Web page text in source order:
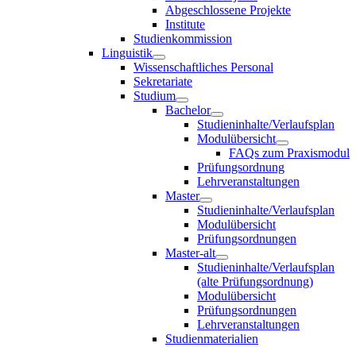
Abgeschlossene Projekte
Institute
Studienkommission
Linguistik
Wissenschaftliches Personal
Sekretariate
Studium
Bachelor
Studieninhalte/Verlaufsplan
Modulübersicht
FAQs zum Praxismodul
Prüfungsordnung
Lehrveranstaltungen
Master
Studieninhalte/Verlaufsplan
Modulübersicht
Prüfungsordnungen
Master-alt
Studieninhalte/Verlaufsplan
(alte Prüfungsordnung)
Modulübersicht
Prüfungsordnungen
Lehrveranstaltungen
Studienmaterialien